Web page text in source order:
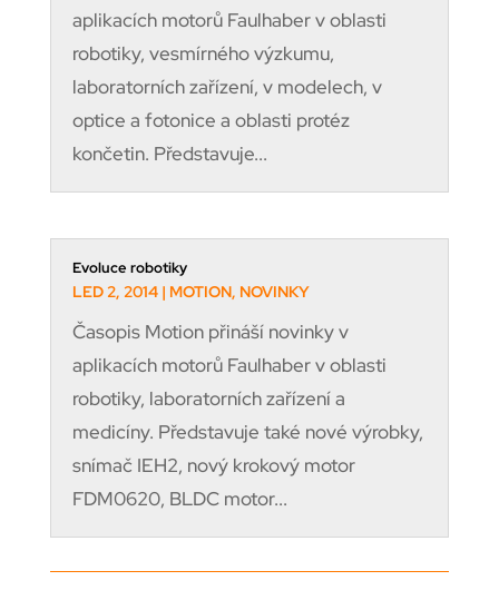
aplikacích motorů Faulhaber v oblasti
robotiky, vesmírného výzkumu,
laboratorních zařízení, v modelech, v
optice a fotonice a oblasti protéz
končetin. Představuje...
Evoluce robotiky
LED 2, 2014| MOTION, NOVINKY
Časopis Motion přináší novinky v
aplikacích motorů Faulhaber v oblasti
robotiky, laboratorních zařízení a
medicíny. Představuje také nové výrobky,
snímač IEH2, nový krokový motor
FDM0620, BLDC motor...